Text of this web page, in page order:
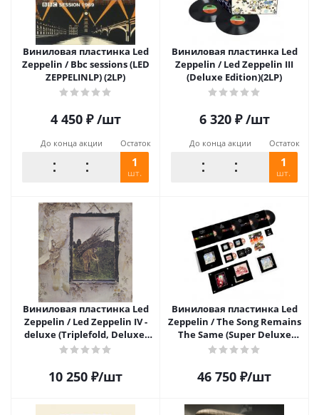
Виниловая пластинка Led
Zeppelin / Bbc sessions (LED
ZEPPELINLP) (2LP)
4 450₽ /шт
До конца акции Остаток
1
шт.
Виниловая пластинка Led
Zeppelin / Led Zeppelin III
(Deluxe Edition)(2LP)
6 320₽ /шт
До конца акции Остаток
1
шт.
Виниловая пластинка Led
Zeppelin / Led Zeppelin IV -
deluxe (Triplefold, Deluxe)
(2LP)
10 250 ₽/шт
Виниловая пластинка Led
Zeppelin / The Song Remains
The Same (Super Deluxe
Edition)(4LP+2CD+3DVD)
46 750 ₽/шт